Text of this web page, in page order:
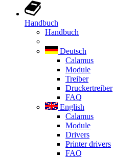
Handbuch
Handbuch
Deutsch
Calamus
Module
Treiber
Druckertreiber
FAQ
English
Calamus
Module
Drivers
Printer drivers
FAQ